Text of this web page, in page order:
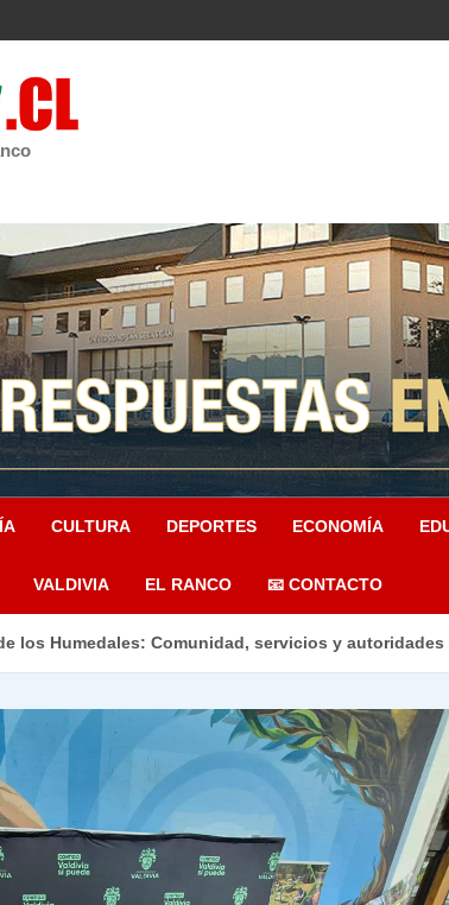
CULTURA DEPORTES ECONOMÍA
VALDIVIA EL RANCO 📧 CONTACTO
los Humedales: Comunidad, servicios y